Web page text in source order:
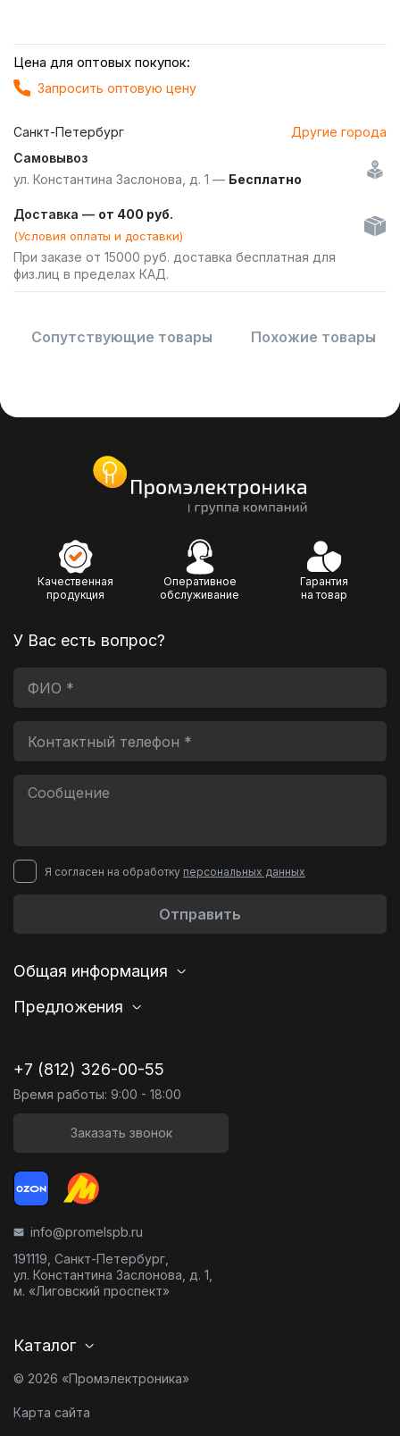
Цена для оптовых покупок:
Запросить оптовую цену
Санкт-Петербург
Другие города
Самовывоз
ул. Константина Заслонова, д. 1 — Бесплатно
Доставка — от 400 руб.
(Условия оплаты и доставки)
При заказе от 15000 руб. доставка бесплатная для
физ.лиц в пределах КАД.
Сопутствующие товары Похожие товары
Качественная
продукция
Оперативное
обслуживание
Гарантия
на товар
У Вас есть вопрос?
Я согласен на обработку персональных данных
Отправить
Общая информация
Предложения
+7 (812) 326-00-55
Время работы: 9:00 - 18:00
Заказать звонок
info@promelspb.ru
191119, Санкт-Петербург,
ул. Константина Заслонова, д. 1,
м. «Лиговский проспект»
Каталог
© 2026 «Промэлектроника»
Карта сайта